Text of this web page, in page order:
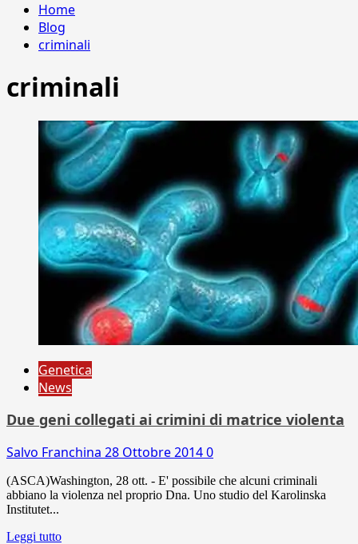
Home
Blog
criminali
criminali
Genetica
News
Due geni collegati ai crimini di matrice violenta
Salvo Franchina 28 Ottobre 20140
(ASCA)Washington, 28 ott. - E' possibile che alcuni criminali
abbiano la violenza nel proprio Dna. Uno studio del Karolinska
Institutet...
Leggi tutto